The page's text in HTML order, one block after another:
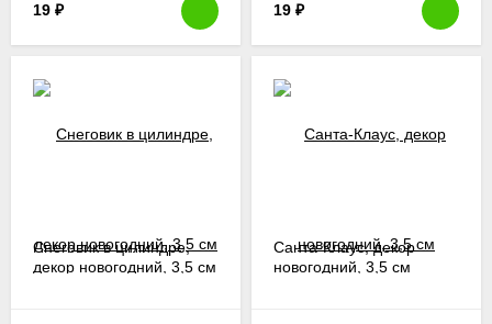
19 ₽ 19 ₽
Снеговик в цилиндре,
декор новогодний, 3,5 см
Санта-Клаус, декор
новогодний, 3,5 см